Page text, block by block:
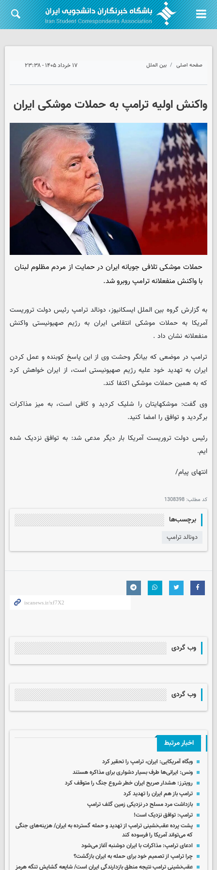
صفحه اصلی بین الملل ۱۷ خرداد ۱۴۰۵ - ۲۳:۳۸
واکنش اولیه ترامپ به حملات موشکی ایران
حملات موشکی تلافی جویانه ایران در حمایت از مردم مظلوم لبنان
با واکنش منفعلانه ترامپ روبرو شد.
به گزارش گروه بین الملل ایسکانیوز، دونالد ترامپ رئیس دولت تروریست
آمریکا به حملات موشکی انتقامی ایران به رژیم صهیونیستی واکنش
منفعلانه نشان داد .
ترامپ در موضعی که بیانگر وحشت وی از این پاسخ کوبنده و عمل کردن
ایران به تهدید خود علیه رژیم صهیونیستی است، از ایران خواهش کرد
که به همین حملات موشکی اکتفا کند.
وی گفت: موشکهایتان را شلیک کردید و کافی است، به میز مذاکرات
برگردید و توافق را امضا کنید.
رئیس دولت تروریست آمریکا بار دیگر مدعی شد: به توافق نزدیک شده
ایم.
انتهای پیام/
کد مطلب: 1308398
برچسب‌ها
دونالد ترامپ
وب گردی
وب گردی
اخبار مرتبط
وبگاه آمریکایی: ایران، ترامپ را تحقیر کرد
ونس: ایرانی‌ها طرف بسیار دشواری برای مذاکره هستند
رویترز: هشدار صریح ایران خطر شروع جنگ را متوقف کرد
ترامپ باز هم ایران را تهدید کرد
بازداشت مرد مسلح در نزدیکی زمین گلف ترامپ
ترامپ: توافق نزدیک است!
پشت پرده عقب‌نشینی ترامپ از تهدید و حمله گسترده به ایران/ هزینه‌های جنگی
که می‌تواند آمریکا را فرسوده کند
ادعای ترامپ: مذاکرات با ایران دوشنبه آغاز می‌شود
چرا ترامپ از تصمیم خود برای حمله به ایران بازگشت؟
عقب‌نشینی ترامپ نتیجه منطق بازدارندگی ایران است/ شایعه گشایش تنگه هرمز